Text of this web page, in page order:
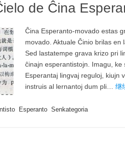
de Ĉina
Ĉina Esperanto-movado estas
movado. Aktuale Ĉinio brilas en
Sed lastatempe grava krizo pri
ĉinajn esperantistojn. Imagu,
Esperantaj lingvaj reguloj, kiujn
instruis al lernantoj dum pli… 继
Esperanto Senkategoria